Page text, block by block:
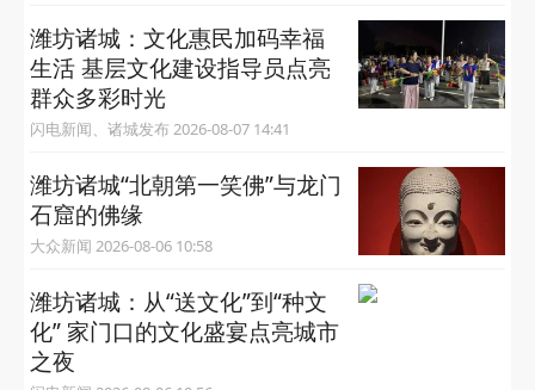
潍坊诸城：文化惠民加码幸福
生活 基层文化建设指导员点亮
群众多彩时光
闪电新闻、诸城发布 2026-08-07 14:41
潍坊诸城“‌北朝第一笑佛‌”与龙门
石窟的佛缘
大众新闻 2026-08-06 10:58
潍坊诸城：从“送文化”到“种文
化” 家门口的文化盛宴点亮城市
之夜